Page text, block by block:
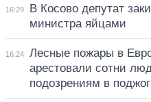
16:29
В Косово депутат
министра яйцами
16:24
Лесные пожары в
арестовали сотни
подозрениям в